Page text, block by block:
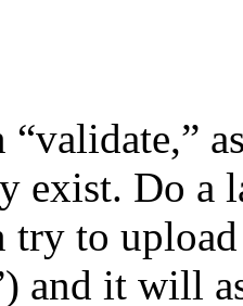
exist. Do a
try to
and it will